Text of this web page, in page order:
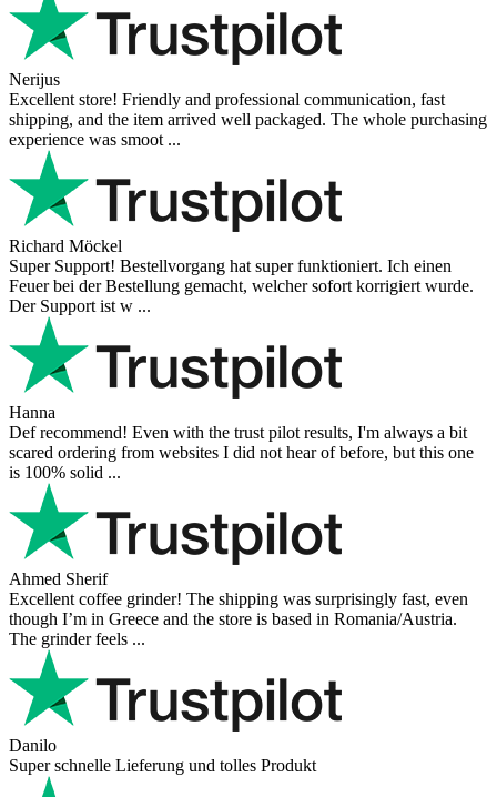
Nerijus
Excellent store! Friendly and professional communication, fast
shipping, and the item arrived well packaged. The whole purchasing
experience was smoot ...
Richard Möckel
Super Support! Bestellvorgang hat super funktioniert. Ich einen
Feuer bei der Bestellung gemacht, welcher sofort korrigiert wurde.
Der Support ist w ...
Hanna
Def recommend! Even with the trust pilot results, I'm always a bit
scared ordering from websites I did not hear of before, but this one
is 100% solid ...
Ahmed Sherif
Excellent coffee grinder! The shipping was surprisingly fast, even
though I’m in Greece and the store is based in Romania/Austria.
The grinder feels ...
Danilo
Super schnelle Lieferung und tolles Produkt